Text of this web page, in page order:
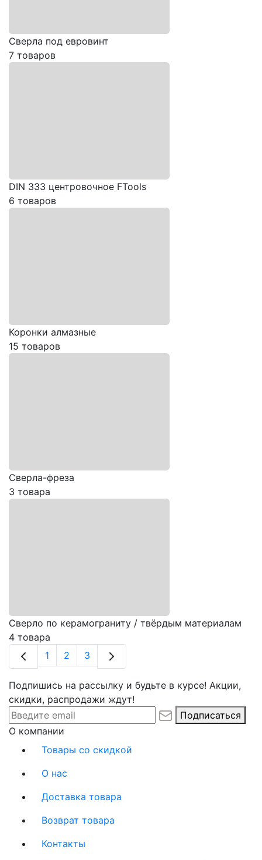
Сверла под евровинт
7 товаров
DIN 333 центровочное FTools
6 товаров
Коронки алмазные
15 товаров
Сверла-фреза
3 товара
Сверло по керамограниту / твёрдым материалам
4 товара
1
2 3
Подпишись на рассылку и будьте в курсе! Акции,
скидки, распродажи ждут!
Подписаться
О компании
Товары со скидкой
О нас
Доставка товара
Возврат товара
Контакты